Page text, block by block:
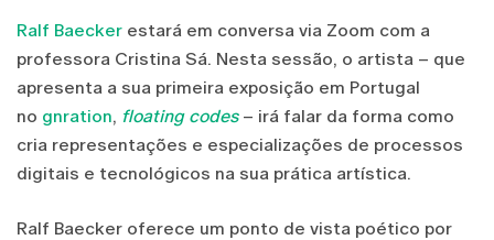
Ralf Baecker estará em conversa via Zoom com a
professora Cristina Sá. Nesta sessão, o artista – que
apresenta a sua primeira exposição em Portugal
no gnration, floating codes– irá falar da forma como
cria representações e especializações de processos
digitais e tecnológicos na sua prática artística.
Ralf Baecker oferece um ponto de vista poético por